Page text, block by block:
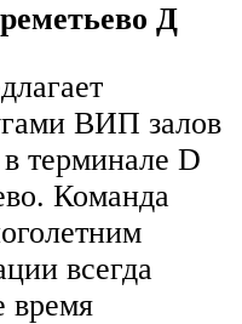
Д
ВИП залов
терминале D
Команда
всегда
время